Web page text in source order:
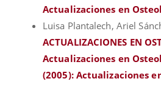
Actualizaciones en
Luisa Plantalech, Ariel
ACTUALIZACIONES EN
Actualizaciones en
(2005): Actualizaciones